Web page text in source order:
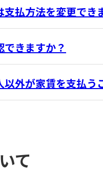
払方法を変更でき
きますか？
外が家賃を支払う
て